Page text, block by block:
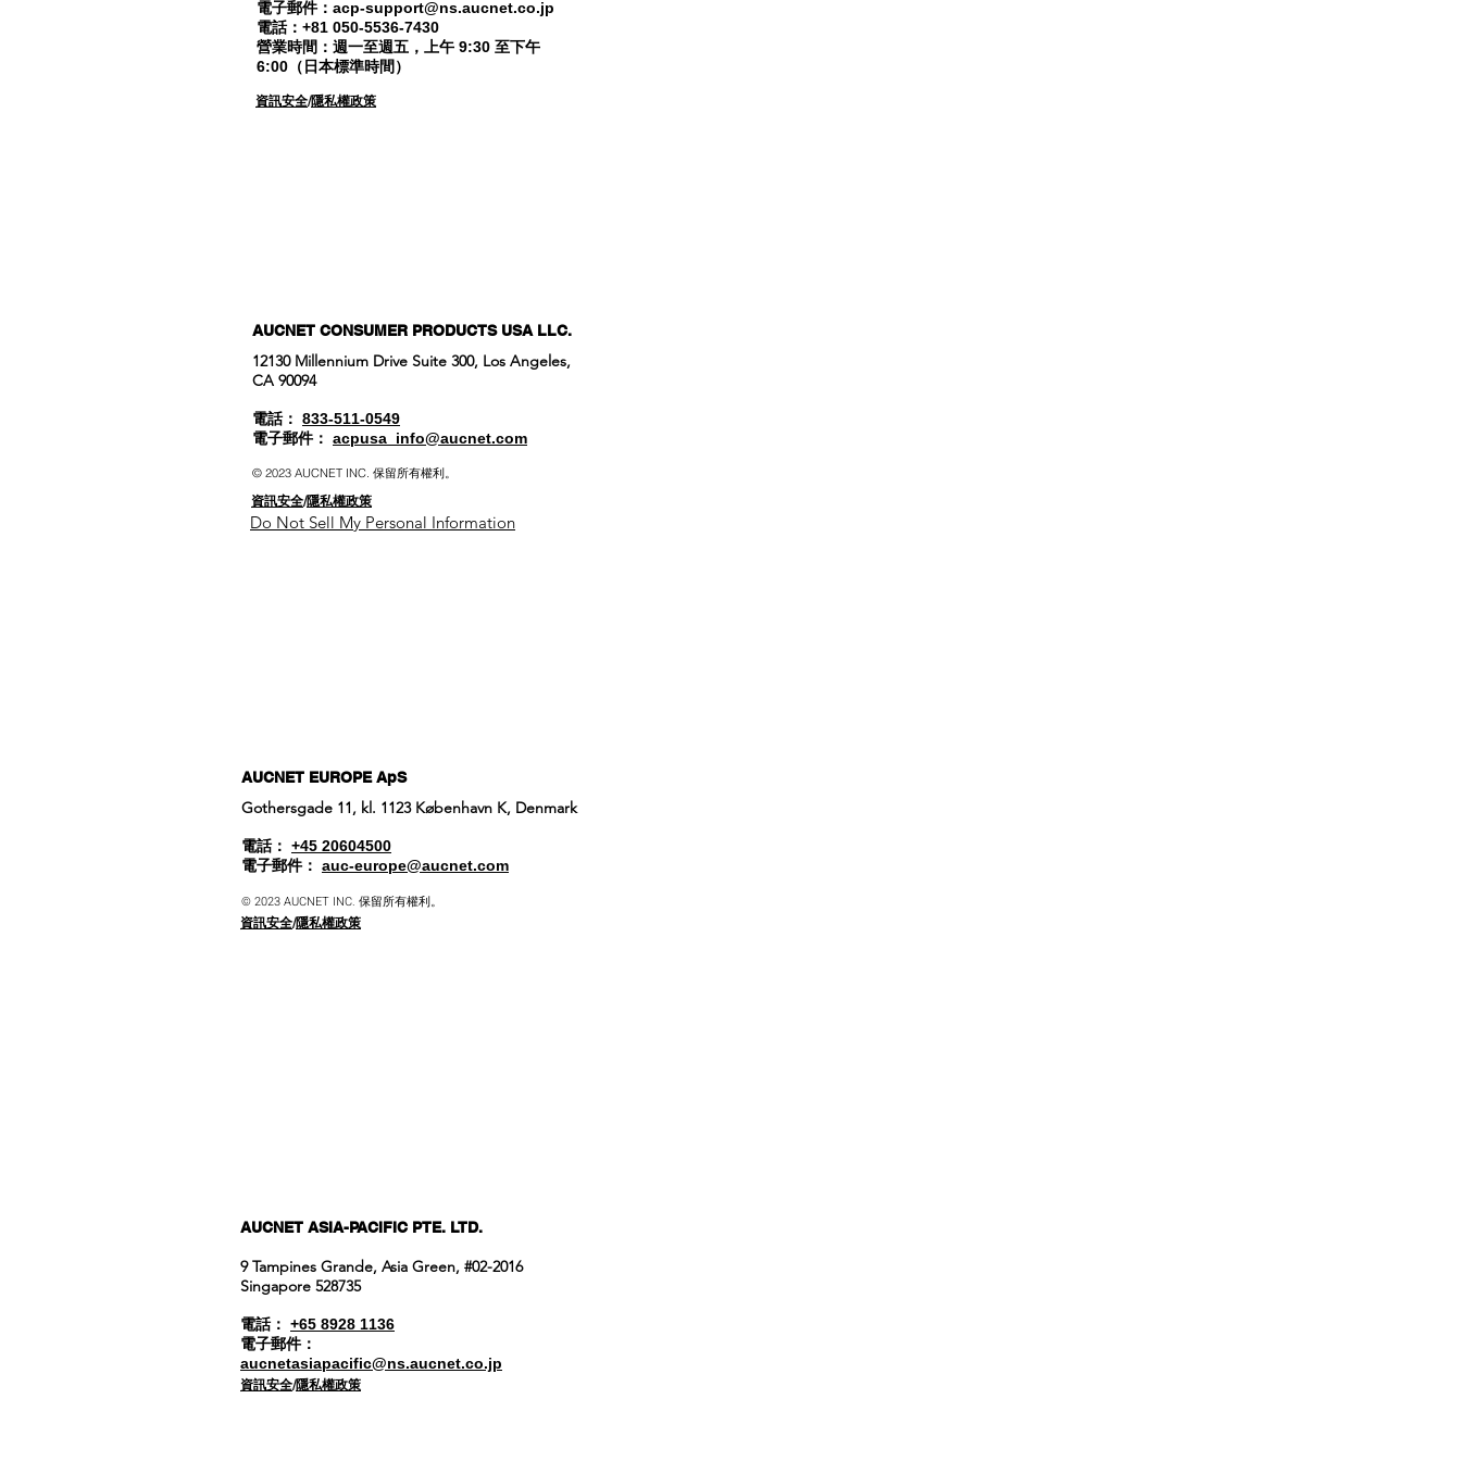
電子郵件： acp-support@ns.aucnet.co.jp
電話：+81 050-5536-7430
營業時間：週一至週五，上午 9:30 至下午
6:00（日本標準時間）
資訊安全/隱私權政策
Do Not Sell My Personal Information
AUCNET CONSUMER PRODUCTS USA LLC.
12130 Millennium Drive Suite 300, Los Angeles,
CA 90094
電話： 833-511-0549
電子郵件： acpusa_info@aucnet.com
© 2023 AUCNET INC. 保留所有權利。
資訊安全/隱私權政策
AUCNET EUROPE ApS
Gothersgade 11, kl. 1123 København K, Denmark
電話： +45 20604500
電子郵件： auc-europe@aucnet.com
© 2023 AUCNET INC. 保留所有權利。
資訊安全/隱私權政策
AUCNET ASIA-PACIFIC PTE. LTD.
9 Tampines Grande, Asia Green, #02-2016
Singapore 528735
電話： +65 8928 1136
電子郵件：
aucnetasiapacific@ns.aucnet.co.jp
資訊安全/隱私權政策